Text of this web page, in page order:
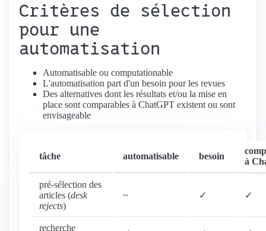
Critères de sélection
pour une
automatisation
Automatisable ou computationable
L'automatisation part d'un besoin pour les revues
Des alternatives dont les résultats et/ou la mise en
place sont comparables à ChatGPT existent ou sont
envisageable
tâche automatisable besoin
à
pré-sélection des
articles (desk
rejects)
~ ✓ ✓
recherche